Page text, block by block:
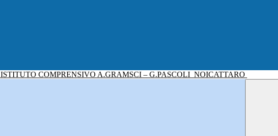
ISTITUTO COMPRENSIVO A.GRAMSCI – G.PASCOLI NOICATTARO